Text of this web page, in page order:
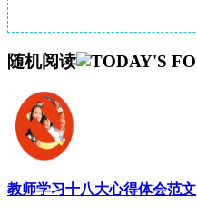
随机阅读
教师学习十八大心得体会范文